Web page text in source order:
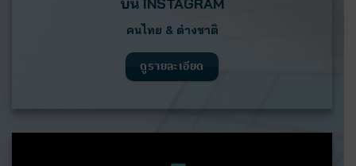
คนไทย & ต่างชาติ
ดูรายละเอียด